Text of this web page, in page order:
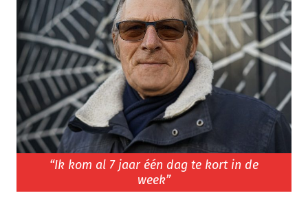
“Ik kom al 7 jaar één dag te kort in de
week”